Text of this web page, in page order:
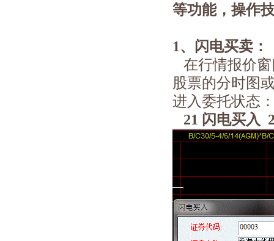
等功能，操作
1、闪电买卖：
在行情报价窗
股票的分时图
进入委托状态
21 闪电买入